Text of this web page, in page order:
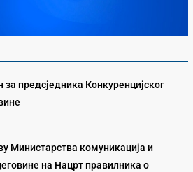
предсједника Конкуренцијског
Министарства комуникација и
на Нацрт правилника о